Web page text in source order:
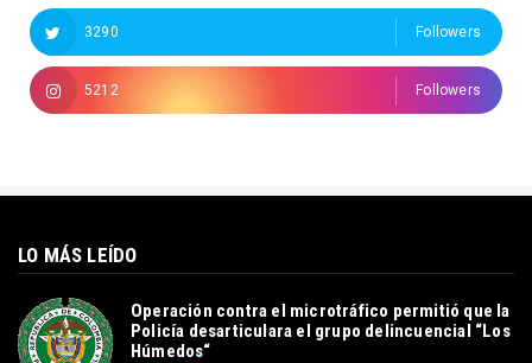
3290 Followers
5212 Followers
LO MÁS LEÍDO
Operación contra el microtráfico permitió que la
Policía desarticulara el grupo delincuencial “Los
Húmedos“